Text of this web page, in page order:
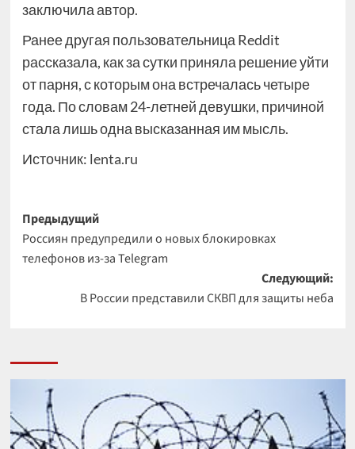
заключила автор.
Ранее другая пользовательница Reddit
рассказала, как за сутки приняла решение уйти
от парня, с которым она встречалась четыре
года. По словам 24-летней девушки, причиной
стала лишь одна высказанная им мысль.
Источник: lenta.ru
Навигация
записи
Предыдущий
Россиян предупредили о новых блокировках
телефонов из-за Telegram
Следующий:
В России представили СКВП для защиты неба